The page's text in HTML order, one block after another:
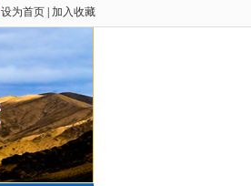
设为首页 加入收藏